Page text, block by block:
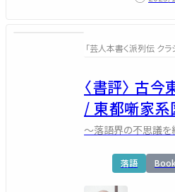
「芸人本書く派列伝 クラ
〈書評〉 古
/ 東都噺家系
～落語界の不思議を
落語